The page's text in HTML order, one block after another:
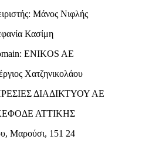
Μάνος Νιφλής
Κασίμη
ENIKOS AE
Χατζηνικολάου
ΔΙΑΔΙΚΤΥΟΥ ΑΕ
ΑΤΤΙΚΗΣ
Μαρούσι, 151 24